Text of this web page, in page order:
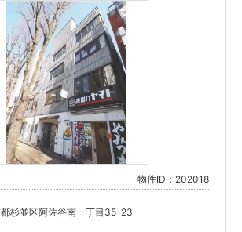
物件ID：202018
杉並区阿佐谷南一丁目35-23